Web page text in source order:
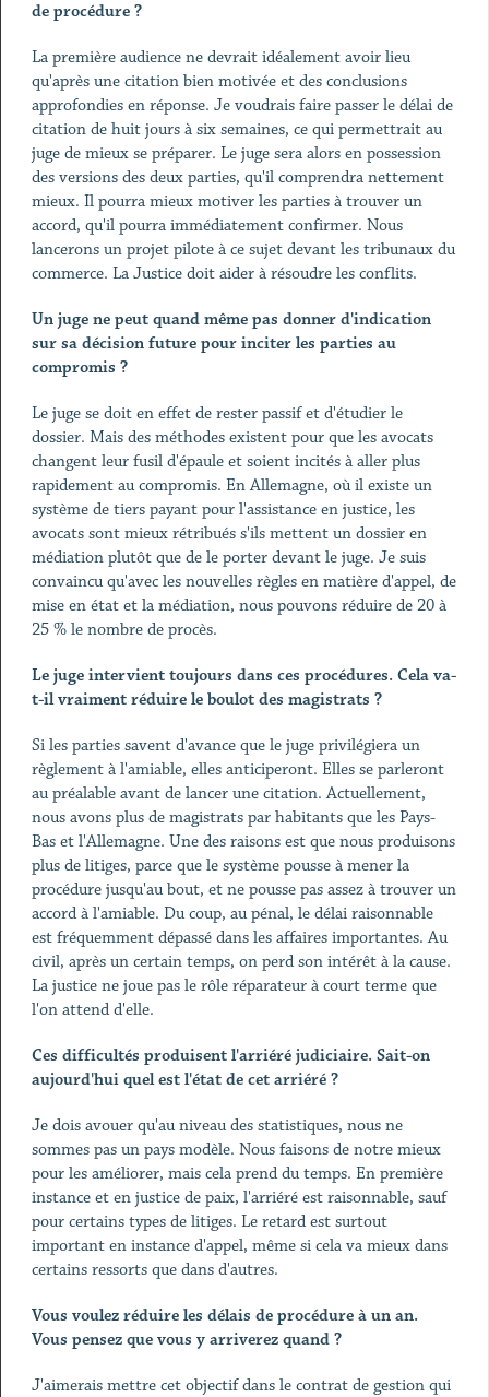
de procédure ?
La première audience ne devrait idéalement avoir lieu
qu'après une citation bien motivée et des conclusions
approfondies en réponse. Je voudrais faire passer le délai de
citation de huit jours à six semaines, ce qui permettrait au
juge de mieux se préparer. Le juge sera alors en possession
des versions des deux parties, qu'il comprendra nettement
mieux. Il pourra mieux motiver les parties à trouver un
accord, qu'il pourra immédiatement confirmer. Nous
lancerons un projet pilote à ce sujet devant les tribunaux du
commerce. La Justice doit aider à résoudre les conflits.
Un juge ne peut quand même pas donner d'indication
sur sa décision future pour inciter les parties au
compromis ?
Le juge se doit en effet de rester passif et d'étudier le
dossier. Mais des méthodes existent pour que les avocats
changent leur fusil d'épaule et soient incités à aller plus
rapidement au compromis. En Allemagne, où il existe un
système de tiers payant pour l'assistance en justice, les
avocats sont mieux rétribués s'ils mettent un dossier en
médiation plutôt que de le porter devant le juge. Je suis
convaincu qu'avec les nouvelles règles en matière d'appel, de
mise en état et la médiation, nous pouvons réduire de 20 à
25 % le nombre de procès.
Le juge intervient toujours dans ces procédures. Cela va-
t-il vraiment réduire le boulot des magistrats ?
Si les parties savent d'avance que le juge privilégiera un
règlement à l'amiable, elles anticiperont. Elles se parleront
au préalable avant de lancer une citation. Actuellement,
nous avons plus de magistrats par habitants que les Pays-
Bas et l'Allemagne. Une des raisons est que nous produisons
plus de litiges, parce que le système pousse à mener la
procédure jusqu'au bout, et ne pousse pas assez à trouver un
accord à l'amiable. Du coup, au pénal, le délai raisonnable
est fréquemment dépassé dans les affaires importantes. Au
civil, après un certain temps, on perd son intérêt à la cause.
La justice ne joue pas le rôle réparateur à court terme que
l'on attend d'elle.
Ces difficultés produisent l'arriéré judiciaire. Sait-on
aujourd'hui quel est l'état de cet arriéré ?
Je dois avouer qu'au niveau des statistiques, nous ne
sommes pas un pays modèle. Nous faisons de notre mieux
pour les améliorer, mais cela prend du temps. En première
instance et en justice de paix, l'arriéré est raisonnable, sauf
pour certains types de litiges. Le retard est surtout
important en instance d'appel, même si cela va mieux dans
certains ressorts que dans d'autres.
Vous voulez réduire les délais de procédure à un an.
Vous pensez que vous y arriverez quand ?
J'aimerais mettre cet objectif dans le contrat de gestion qui